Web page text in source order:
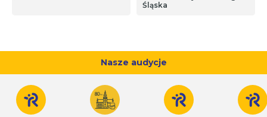
Śląska
Nasze audycje